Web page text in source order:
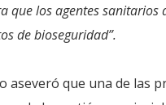
que los agentes sanitarios
de bioseguridad”.
aseveró que una de las